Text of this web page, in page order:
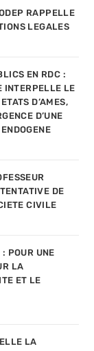
RAPPELLE
LEGALES
EN RDC :
INTERPELLE LE
D’AMES,
D’UNE
DE
CIVILE
POUR UNE
LA
ET LE
LA